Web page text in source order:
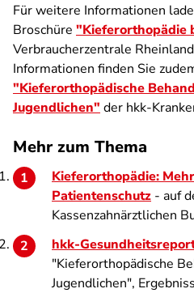
Für weitere Informationen
Broschüre "Kieferorthopädie
Verbraucherzentrale
Informationen finden Sie
"Kieferorthopädische
Jugendlichen" der hkk-
Mehr zum Thema
Kieferorthopädie:
Patientenschutz - auf
Kassenzahnärztlichen
hkk-
"Kieferorthopädische
Jugendlichen",